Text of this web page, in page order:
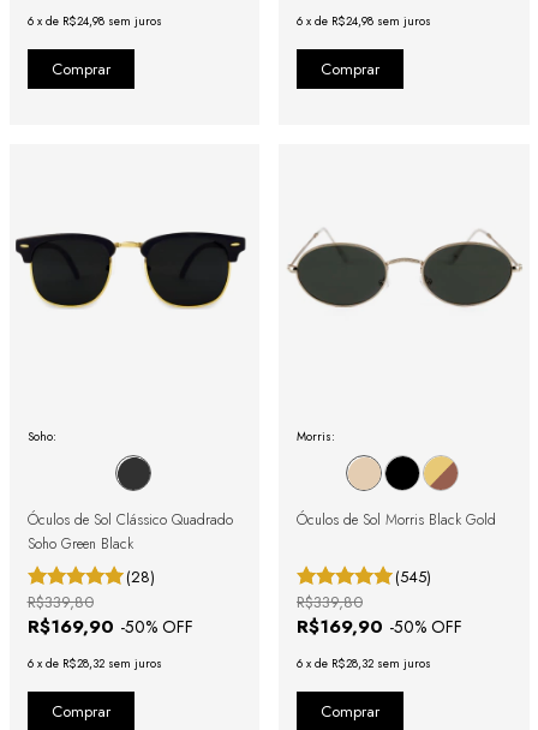
6 x de R$24,98 sem juros 6 x de R$24,98 sem juros
Soho:
Óculos de Sol Clássico Quadrado
Soho Green Black
(28)
R$169,90 -50% OFF
R$339,80
6 x de R$28,32 sem juros
Morris:
Óculos de Sol Morris Black Gold
(545)
R$169,90 -50% OFF
R$339,80
6 x de R$28,32 sem juros